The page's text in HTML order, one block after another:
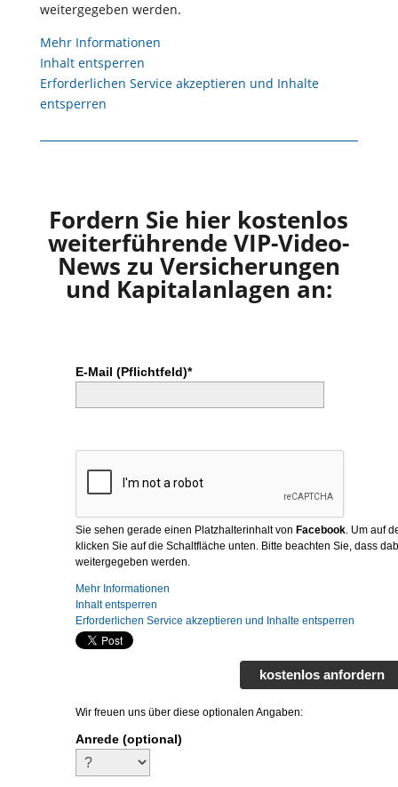
weitergegeben werden.
Mehr Informationen
Inhalt entsperren
Erforderlichen Service akzeptieren und Inhalte
entsperren
Fordern Sie hier kostenlos
weiterführende VIP-Video-
News zu Versicherungen
und Kapitalanlagen an:
E-Mail (Pflichtfeld)*
Sie sehen gerade einen Platzhalterinhalt von Facebook. Um auf
klicken Sie auf die Schaltfläche unten. Bitte beachten Sie, dass
weitergegeben werden.
Mehr Informationen
Inhalt entsperren
Erforderlichen Service akzeptieren und Inhalte entsperren
kostenlos anfordern
Wir freuen uns über diese optionalen Angaben:
Anrede (optional)